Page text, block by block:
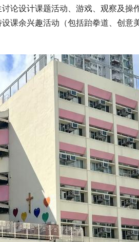
论设计课题活动、游戏、观察及操
课余兴趣活动（包括跆拳道、创意